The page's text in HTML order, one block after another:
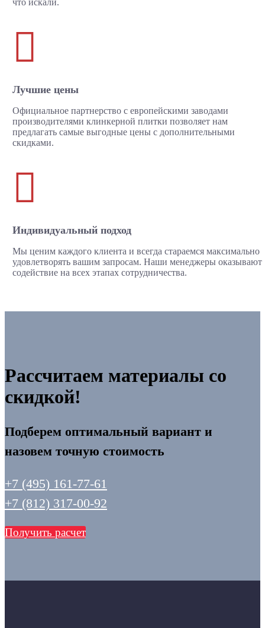
что искали.

Лучшие цены
Официальное партнерство с европейскими заводами
производителями клинкерной плитки позволяет нам
предлагать самые выгодные цены с дополнительными
скидками.

Индивидуальный подход
Мы ценим каждого клиента и всегда стараемся максимально
удовлетворять вашим запросам. Наши менеджеры оказывают
содействие на всех этапах сотрудничества.
Рассчитаем материалы со
скидкой!
Подберем оптимальный вариант и
назовем точную стоимость
+7 (495) 161-77-61
+7 (812) 317-00-92
Получить расчет